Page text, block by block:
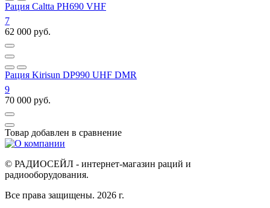
Рация Caltta PH690 VHF
7
62 000 руб.
Рация Kirisun DP990 UHF DMR
9
70 000 руб.
Товар добавлен в сравнение
© РАДИОСЕЙЛ - интернет-магазин раций и
радиооборудования.
Все права защищены. 2026 г.